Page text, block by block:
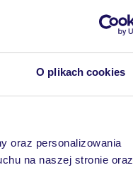
O plikach cookies
oraz personalizowania
na naszej stronie oraz